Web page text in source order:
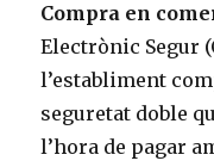
Compra en
Electrònic Segur
l’establiment
seguretat doble
l’hora de pagar